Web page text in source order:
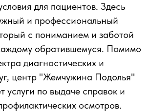
для пациентов. Здесь
и профессиональный
с пониманием и заботой
обратившемуся. Помимо
диагностических и
центр "Жемчужина Подолья"
услуги по выдаче справок и
осмотров.